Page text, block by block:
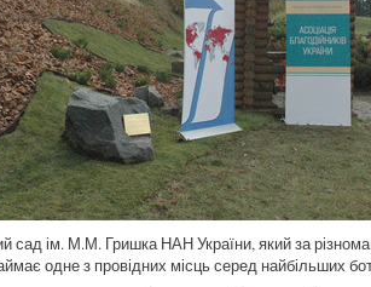
сад ім. М.М. Гришка НАН України, який за
одне з провідних місць серед найбільших